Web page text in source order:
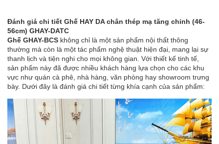
Đánh giá chi tiết Ghế HAY DA chân thép mạ tăng chỉnh (46-
56cm) GHAY-DATC
Ghế GHAY-BCS không chỉ là một sản phẩm nội thất thông
thường mà còn là một tác phẩm nghệ thuật hiện đại, mang lại sự
thanh lịch và tiện nghi cho mọi không gian. Với thiết kế tinh tế,
sản phẩm này đã được nhiều khách hàng lựa chọn cho các khu
vực như quán cà phê, nhà hàng, văn phòng hay showroom trưng
bày. Dưới đây là đánh giá chi tiết từng khía cạnh của sản phẩm: